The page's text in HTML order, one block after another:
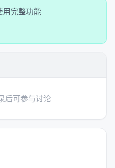
几十倍
用过程奖励引导早期探
是"混合最好"这个结论
sense。
问题
习任何复杂技能时的困
用完整功能
后可参与讨论